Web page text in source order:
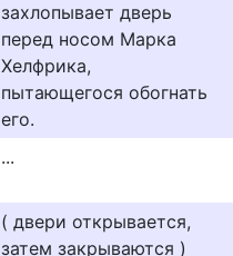
захлопывает дверь
перед носом Марка
Хелфрика,
пытающегося обогнать
его.
...
( двери открывается,
затем закрываются )